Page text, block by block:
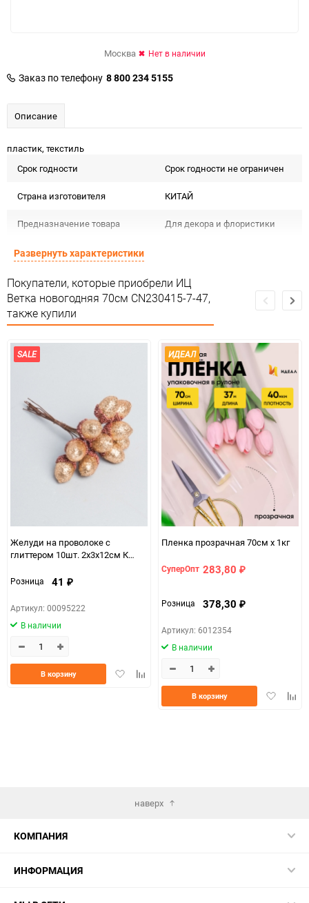
Москва Нет в наличии
Заказ по телефону 8 800 234 5155
Описание
пластик, текстиль
Срок годности
Срок годности не ограничен
Страна изготовителя КИТАЙ
Предназначение товара Для декора и флористики
Сертификация
Особые условия Особых условий не требует
Минимальное количество 1
Развернуть характеристики
Покупатели, которые приобрели ИЦ
Ветка новогодняя 70см CN230415-7-47,
также купили
SALE
Желуди на проволоке c
глиттером 10шт. 2х3х12см К
Розница 41 ₽
Артикул: 00095222
В наличии
ДобавитьДобавить
В корзину
ИДЕАЛ
Пленка прозрачная 70см х 1кг
СуперОпт 283,80 ₽
Розница 378,30 ₽
Артикул: 6012354
В наличии
Добавить
В корзину
наверх
КОМПАНИЯ
ИНФОРМАЦИЯ